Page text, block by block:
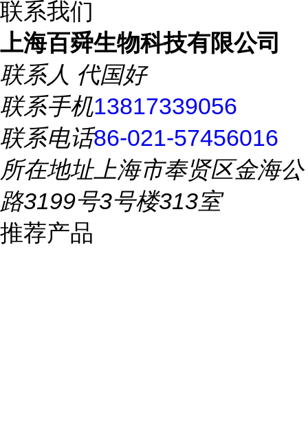
联系我们
上海百舜生物科技有限公司
联系人 代国好
联系手机13817339056
联系电话86-021-57456016
所在地址上海市奉贤区金海公
路3199号3号楼313室
推荐产品